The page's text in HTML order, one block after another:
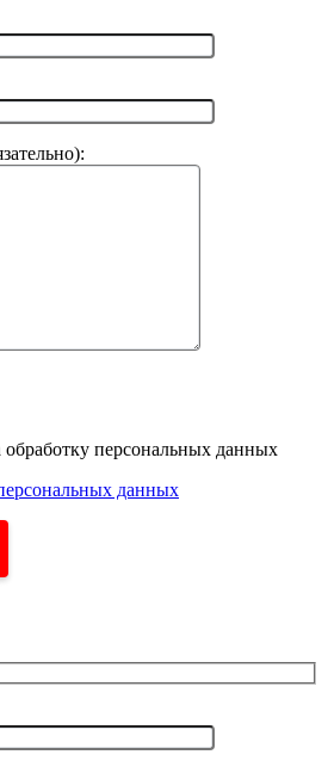
персональных данных
данных